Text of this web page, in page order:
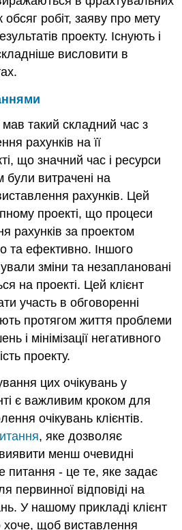
робіт, заяву про мету
проекту. Існують і
висловити в
такий складний час з
рахунків на її
що значний час і ресурси
були витрачені на
рахунків. Цей
проекті, що процеси
рахунків за проектом
та ефективно. Іншого
зміни та незаплановані
на проекті. Цей клієнт
участь в обговоренні
протягом життя проблеми
і мінімізації негативного
проекту.
цих очікувань у
є важливим кроком для
очікувань клієнтів.
, яке дозволяє
менш очевидні
питання - це те, яке задає
первинної відповіді на
У нашому прикладі клієнт
щоб виставлення